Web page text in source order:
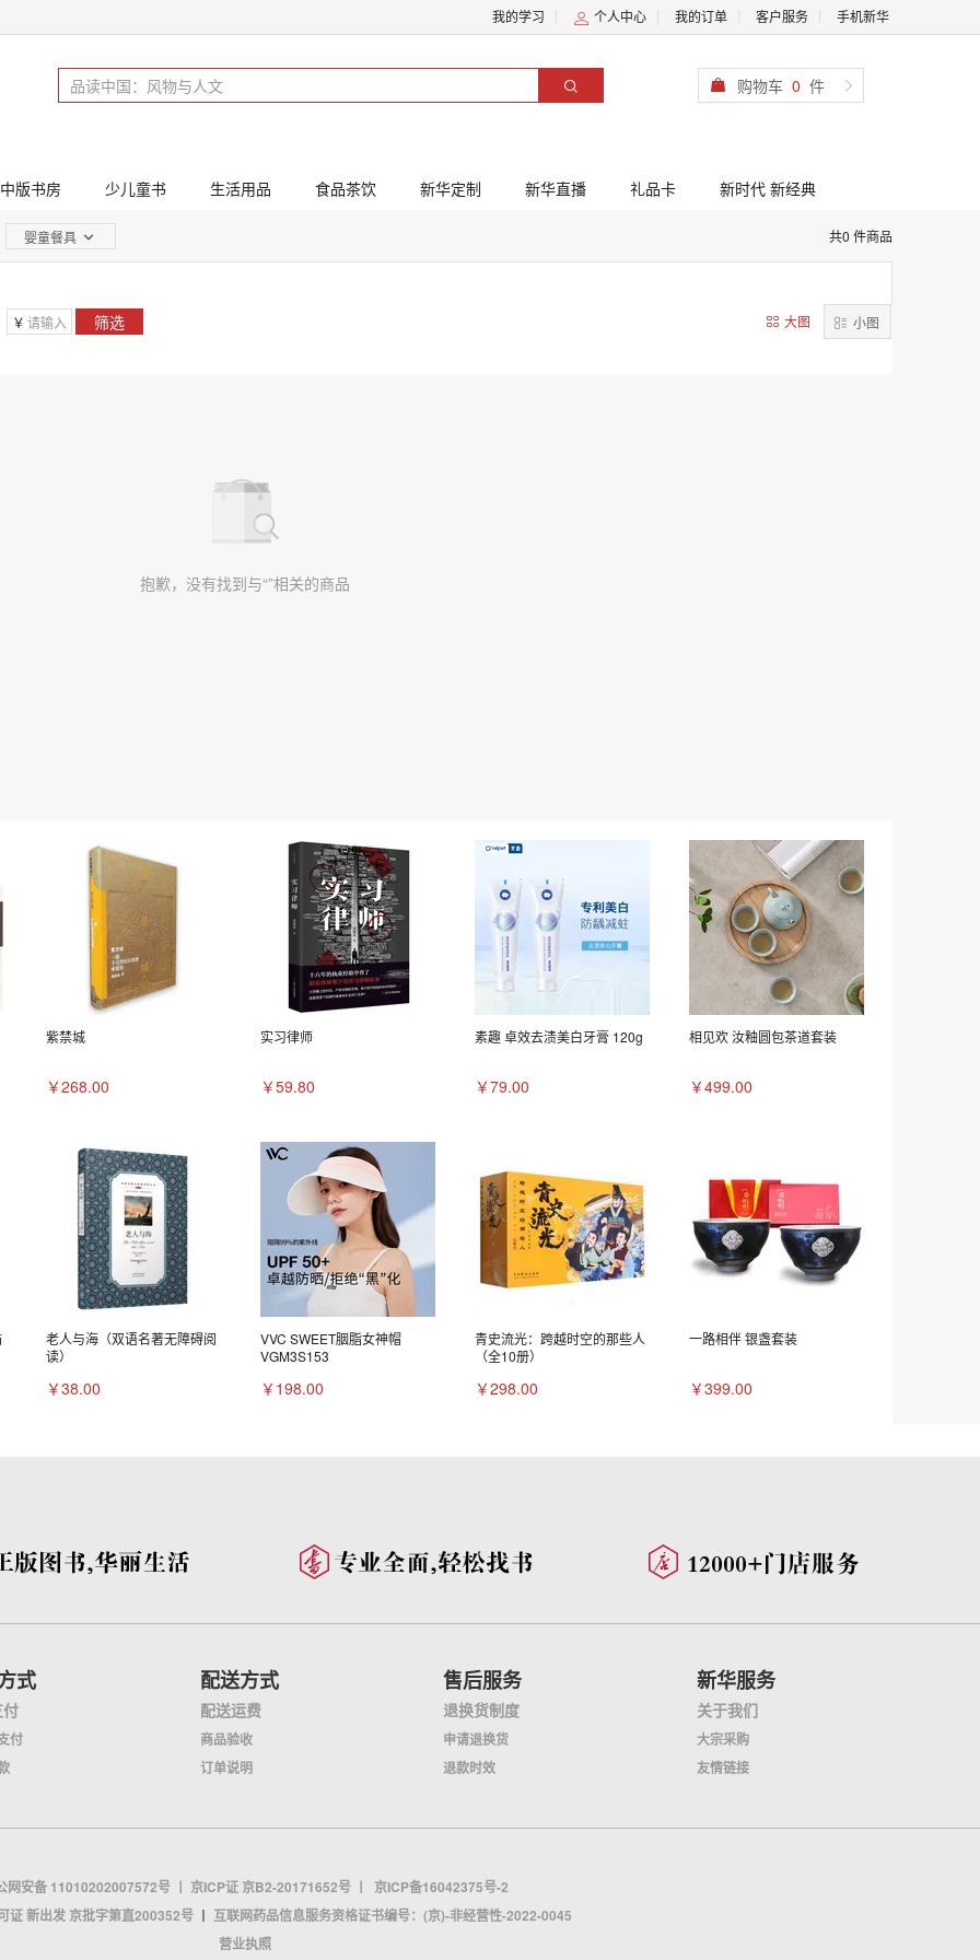
我的学习 个人中心 我的订单 客户服务 手机新华
购物车 0 件
中版书房 少儿童书 生活用品 食品茶饮 新华定制 新华直播 礼品卡 新时代 新经典
共0 件商品
婴童餐具
￥ 筛选 大图 小图
抱歉，没有找到与“”相关的商品
紫禁城
￥268.00
实习律师
￥59.80
素趣 卓效去渍美白牙膏 120g
￥79.00
相见欢 汝釉圆包茶道套装
￥499.00
老人与海（双语名著无障碍阅
读）
￥38.00
VVC SWEET胭脂女神帽
VGM3S153
￥198.00
青史流光：跨越时空的那些人
（全10册）
￥298.00
一路相伴 银盏套装
￥399.00
式
付
配送方式
配送运费
商品验收
订单说明
售后服务
退换货制度
申请退换货
退款时效
新华服务
关于我们
大宗采购
友情链接
网安备 11010202007572号 丨 京ICP证 京B2-20171652号 丨 京ICP备16042375号-2
证 新出发 京批字第直200352号 丨 互联网药品信息服务资格证书编号：(京)-非经营性-2022-0045
营业执照